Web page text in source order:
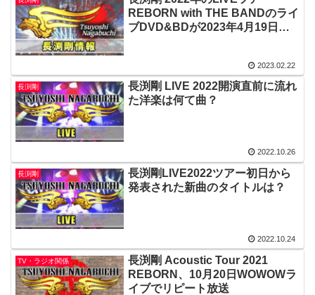
REBORN with THE BANDのライ
ブDVD&BDが2023年4月19日発
2023.02.22
長渕剛
長渕剛 LIVE 2022開演直前に流れ
た洋楽は何て曲？
2022.10.26
長渕剛
長渕剛LIVE2022ツアー初日から
発表された新曲のタイトルは？
2022.10.24
TV・ラジオ関係
長渕剛 Acoustic Tour 2021
REBORN、10月20日WOWOWラ
イブでリピート放送